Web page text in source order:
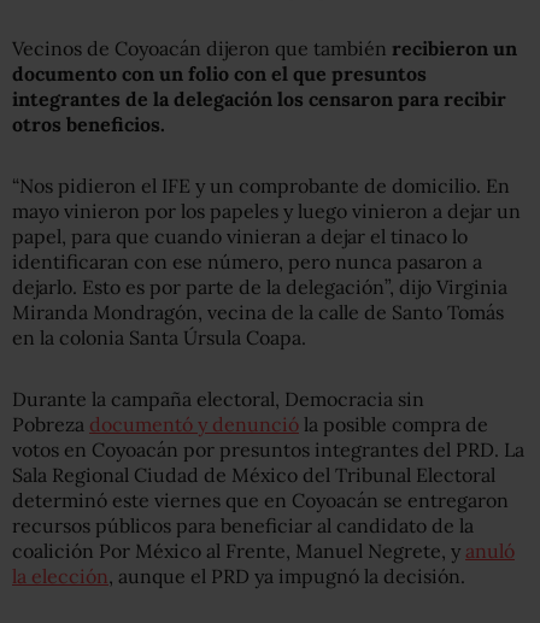
Vecinos de Coyoacán dijeron que también recibieron un
documento con un folio con el que presuntos
integrantes de la delegación los censaron para recibir
otros beneficios.
“Nos pidieron el IFE y un comprobante de domicilio. En
mayo vinieron por los papeles y luego vinieron a dejar un
papel, para que cuando vinieran a dejar el tinaco lo
identificaran con ese número, pero nunca pasaron a
dejarlo. Esto es por parte de la delegación”, dijo Virginia
Miranda Mondragón, vecina de la calle de Santo Tomás
en la colonia Santa Úrsula Coapa.
Durante la campaña electoral, Democracia sin
Pobreza documentó y denunció la posible compra de
votos en Coyoacán por presuntos integrantes del PRD. La
Sala Regional Ciudad de México del Tribunal Electoral
determinó este viernes que en Coyoacán se entregaron
recursos públicos para beneficiar al candidato de la
coalición Por México al Frente, Manuel Negrete, y anuló
la elección , aunque el PRD ya impugnó la decisión.